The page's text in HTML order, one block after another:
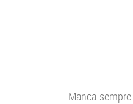
Manca